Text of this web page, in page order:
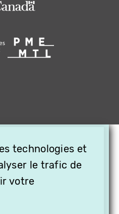
technologies et
le trafic de
votre
VIDÉO EN
VOS
VITHÈQUE !